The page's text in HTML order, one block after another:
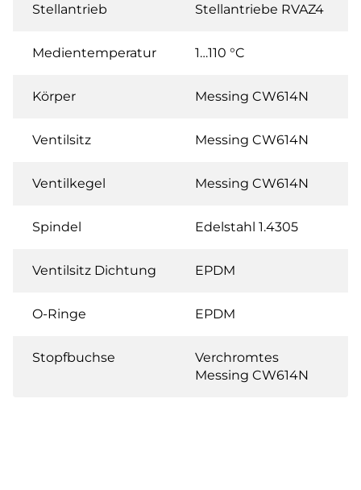
Stellantrieb
Stellantriebe RVAZ4
Medientemperatur 1…110 °C
Körper Messing CW614N
Ventilsitz Messing CW614N
Ventilkegel Messing CW614N
Spindel Edelstahl 1.4305
Ventilsitz Dichtung EPDM
O-Ringe EPDM
Stopfbuchse
Verchromtes
Messing CW614N